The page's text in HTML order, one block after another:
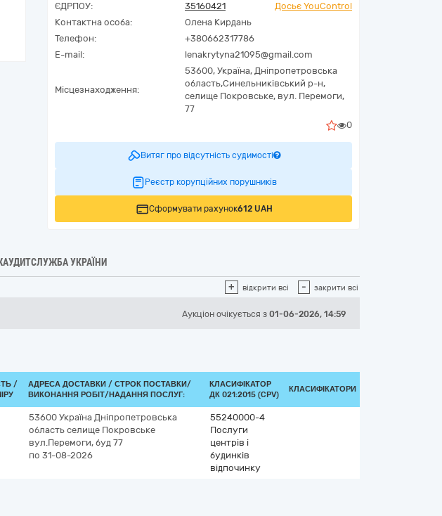
ЄДРПОУ:
35160421
Досьє YouControl
Контактна особа:
Олена Кирдань
Телефон:
+380662317786
E-mail:
lenakrytyna21095@gmail.com
Місцезнаходження:
53600, Україна, Дніпропетровська
область,Синельниківський р-н,
селище Покровське, вул. Перемоги,
77
0
Витяг про відсутність судимості
Реєстр корупційних порушників
Сформувати рахунок612 UAH
УКРАЇНИ
+ відкрити всі - закрити всі
Аукціон очікується з 01-06-2026, 14:59
/
АДРЕСА ДОСТАВКИ / СТРОК ПОСТАВКИ/
ВИКОНАННЯ РОБІТ/НАДАННЯ ПОСЛУГ:
КЛАСИФІКАТОР
ДК 021:2015 (CPV)
КЛАСИФІКАТОРИ
53600 Україна Дніпропетровська
область селище Покровське
вул.Перемоги, буд 77
по 31-08-2026
55240000-4
Послуги
центрів і
будинків
відпочинку